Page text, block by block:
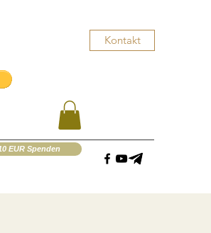
Kontakt
EUR Spenden